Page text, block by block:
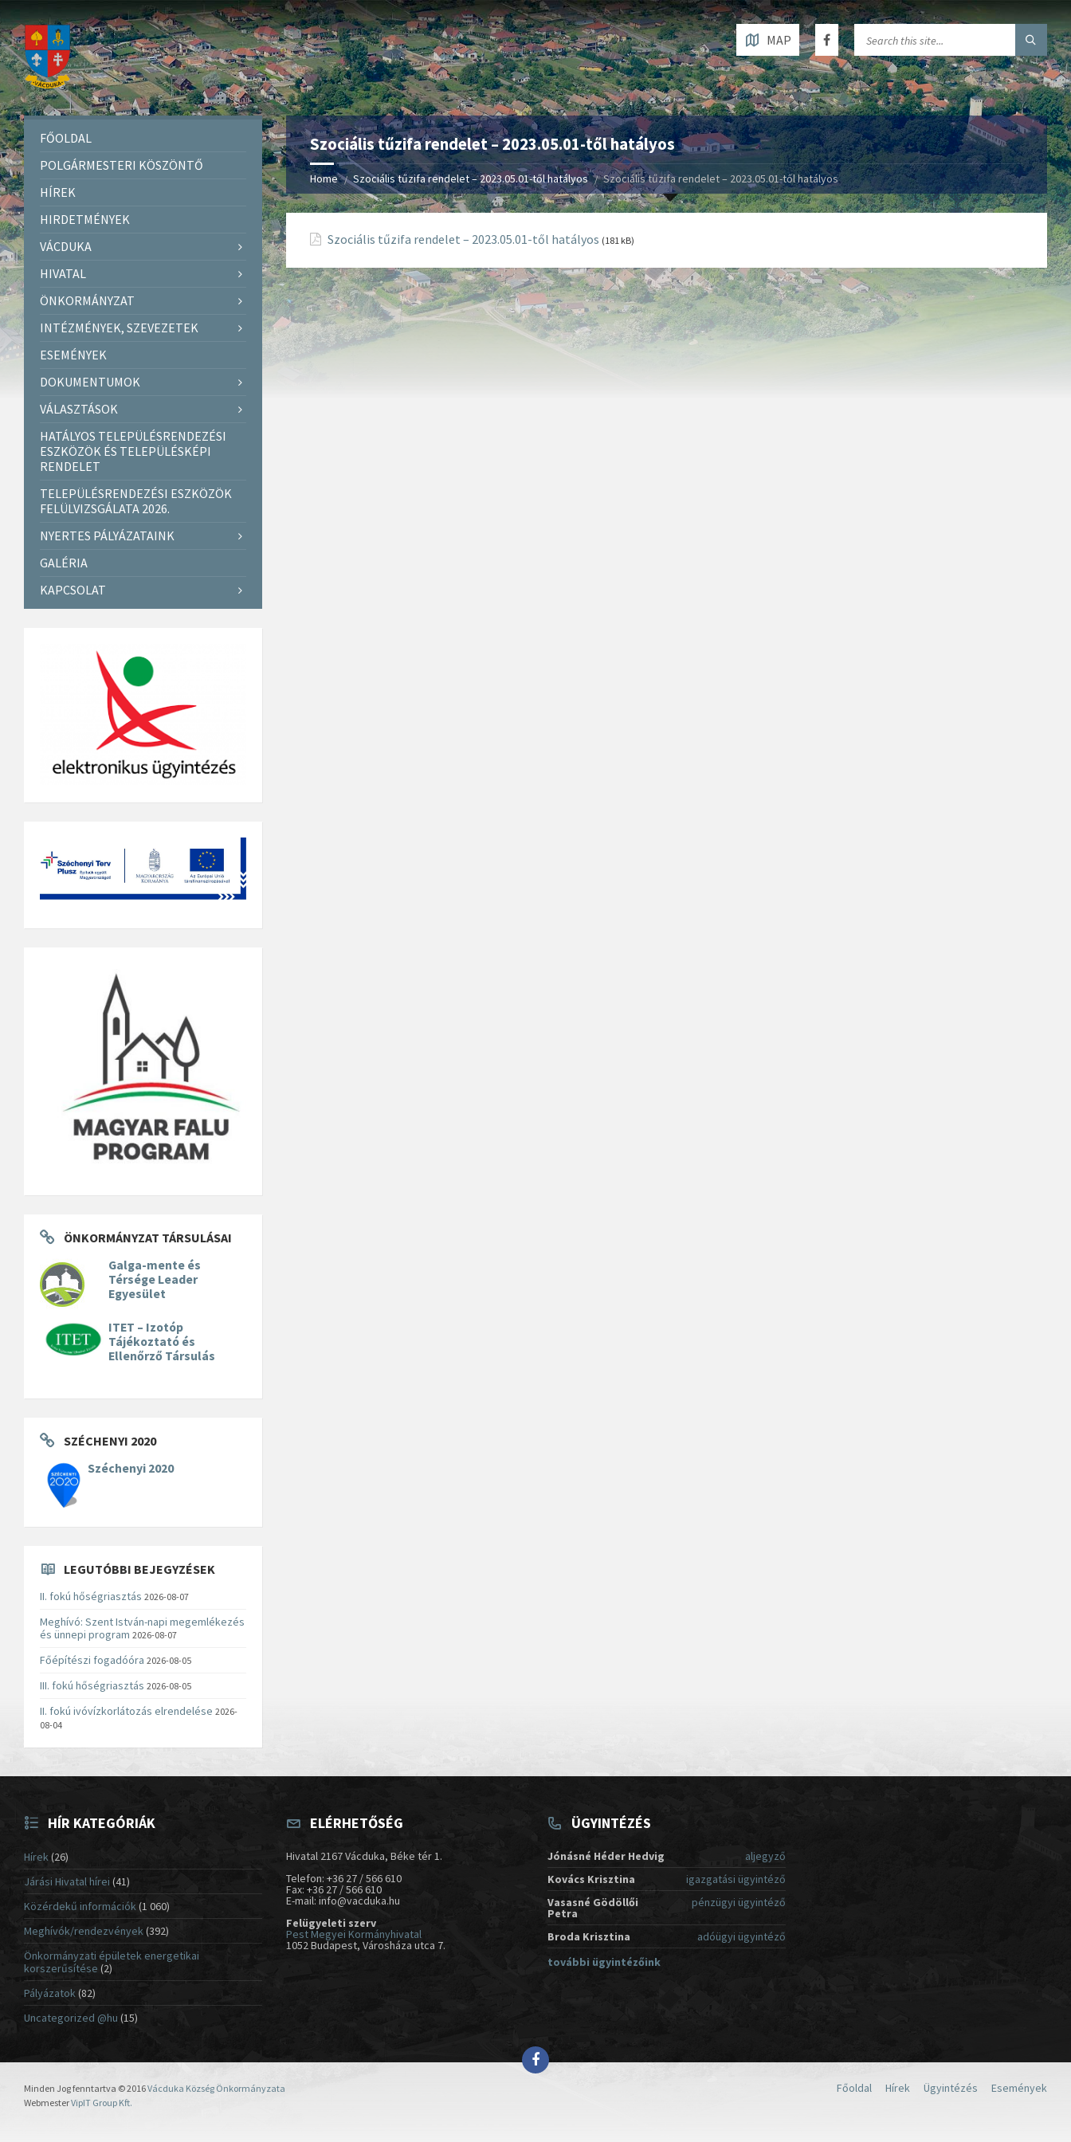
MAP
Szociális tűzifa rendelet – 2023.05.01-től hatályos
Home Szociális tűzifa rendelet – 2023.05.01-től hatályos Szociális tűzifa rendelet – 2023.05.01-től hatályos
Szociális tűzifa rendelet – 2023.05.01-től hatályos (181 kB)
FŐOLDAL
POLGÁRMESTERI KÖSZÖNTŐ
HÍREK
HIRDETMÉNYEK
VÁCDUKA
HIVATAL
ÖNKORMÁNYZAT
INTÉZMÉNYEK, SZEVEZETEK
ESEMÉNYEK
DOKUMENTUMOK
VÁLASZTÁSOK
HATÁLYOS TELEPÜLÉSRENDEZÉSI
ESZKÖZÖK ÉS TELEPÜLÉSKÉPI
RENDELET
TELEPÜLÉSRENDEZÉSI ESZKÖZÖK
FELÜLVIZSGÁLATA 2026.
NYERTES PÁLYÁZATAINK
GALÉRIA
KAPCSOLAT
ÖNKORMÁNYZAT TÁRSULÁSAI
Galga-mente és
Térsége Leader
Egyesület
ITET – Izotóp
Tájékoztató és
Ellenőrző Társulás
SZÉCHENYI 2020
Széchenyi 2020
LEGUTÓBBI BEJEGYZÉSEK
II. fokú hőségriasztás 2026-08-07
Meghívó: Szent István-napi megemlékezés
és ünnepi program 2026-08-07
Főépítészi fogadóóra 2026-08-05
III. fokú hőségriasztás 2026-08-05
II. fokú ivóvízkorlátozás elrendelése 2026-
08-04
HÍR KATEGÓRIÁK
Hírek (26)
Járási Hivatal hírei (41)
Közérdekű információk(1 060)
Meghívók/rendezvények(392)
Önkormányzati épületek energetikai
korszerűsítése (2)
Pályázatok(82)
Uncategorized @hu (15)
ELÉRHETŐSÉG
Hivatal 2167 Vácduka, Béke tér 1.
Telefon: +36 27 / 566 610
Fax: +36 27 / 566 610
E-mail: info@vacduka.hu
Felügyeleti szerv
Pest Megyei Kormányhivatal
1052 Budapest, Városháza utca 7.
ÜGYINTÉZÉS
Jónásné Héder Hedvig
aljegyző
Kovács Krisztina
igazgatási ügyintéző
Vasasné Gödöllői
Petra
pénzügyi ügyintéző
Broda Krisztina
adóügyi ügyintéző
további ügyintézőink
Főoldal Hírek Ügyintézés Események
Minden Jog fenntartva © 2016Vácduka Község Önkormányzata
WebmesterVipIT Group Kft.